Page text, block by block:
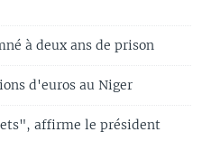
à deux ans de prison
d'euros au Niger
affirme le président